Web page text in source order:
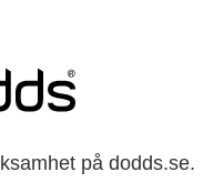
på dodds.se.